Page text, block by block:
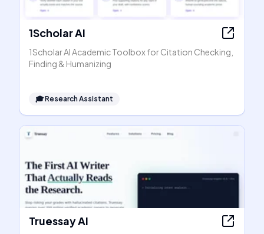
1Scholar AI
1Scholar AI Academic Toolbox for Citation Checking,
Finding & Humanizing
🎓Research Assistant
Truessay AI